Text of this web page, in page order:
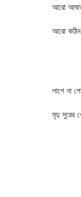
আরো আঘাত
আরো কঠিন
যে রাগ
বাজে
নিঠুর
লাগে না গো
মৃদু সুরের
ব্যর্থ
জ্বলে
গর্জি